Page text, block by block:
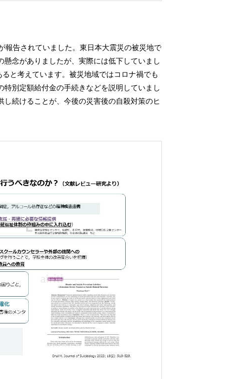
報告されていました。東日本大震災の被災地で
念がありましたが、実際には低下していまし
と考えています。被災地域ではコロナ禍でも
別定額給付金の手続きなどを説明していまし
続けることが、今後の災害後の自殺対策のヒ